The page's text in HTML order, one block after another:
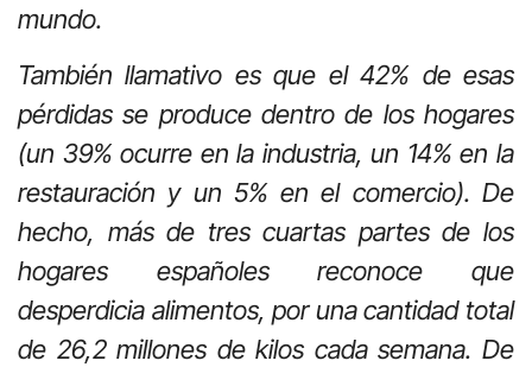
mundo.
También llamativo es que el 42% de esas
pérdidas se produce dentro de los hogares
(un 39% ocurre en la industria, un 14% en la
restauración y un 5% en el comercio). De
hecho, más de tres cuartas partes de los
hogares españoles reconoce que
desperdicia alimentos, por una cantidad total
de 26,2 millones de kilos cada semana. De